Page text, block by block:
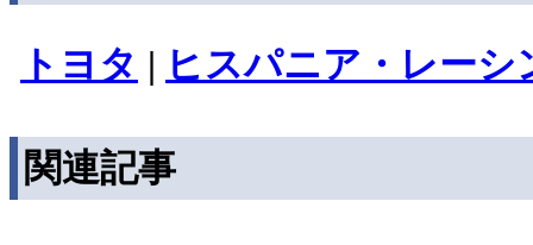
トヨタ | ヒスパニア・レーシ
関連記事